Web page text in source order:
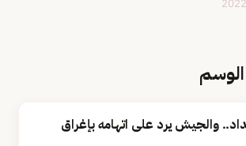
والجيش يرد على اتهامه بإغراق